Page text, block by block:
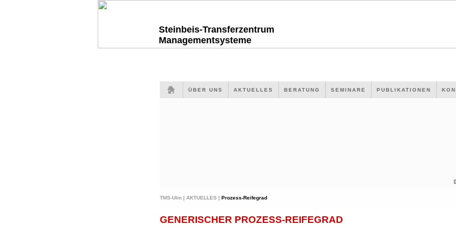
Steinbeis-Transferzentrum
Managementsysteme
ÜBER UNS AKTUELLES BERATUNG SEMINARE PUBLIKATIONEN
TMS-Ulm | AKTUELLES | Prozess-Reifegrad
GENERISCHER PROZESS-REIFEGRAD